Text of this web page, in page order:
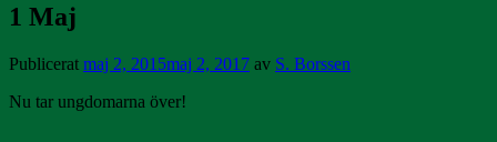
1 Maj
Publicerat maj 2, 2015maj 2, 2017 av S. Borssen
Nu tar ungdomarna över!